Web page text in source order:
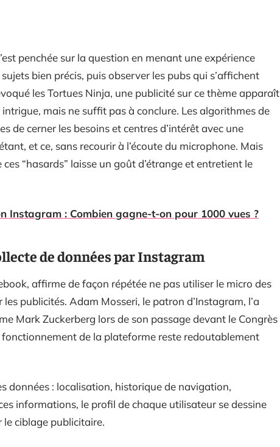
penchée sur la question en menant une expérience
bien précis, puis observer les pubs qui s’affichent
les Tortues Ninja, une publicité sur ce thème apparaît
mais ne suffit pas à conclure. Les algorithmes de
de cerner les besoins et centres d’intérêt avec une
et ce, sans recourir à l’écoute du microphone. Mais
“hasards” laisse un goût d’étrange et entretient le
Instagram : Combien gagne-t-on pour 1000 vues ?
de données par Instagram
affirme de façon répétée ne pas utiliser le micro des
publicités. Adam Mosseri, le patron d’Instagram, l’a
Mark Zuckerberg lors de son passage devant le Congrès
de la plateforme reste redoutablement
données : localisation, historique de navigation,
informations, le profil de chaque utilisateur se dessine
le ciblage publicitaire.